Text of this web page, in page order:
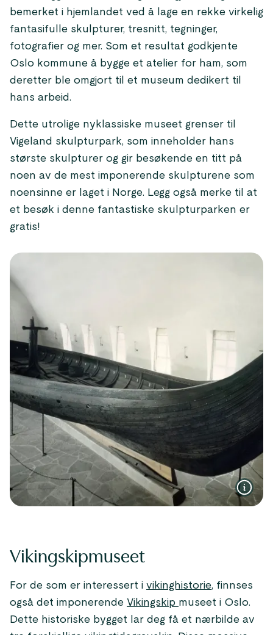
bemerket i hjemlandet ved å lage en rekke virkelig
fantasifulle skulpturer, tresnitt, tegninger,
fotografier og mer. Som et resultat godkjente
Oslo kommune å bygge et atelier for ham, som
deretter ble omgjort til et museum dedikert til
hans arbeid.
Dette utrolige nyklassiske museet grenser til
Vigeland skulpturpark, som inneholder hans
største skulpturer og gir besøkende en titt på
noen av de mest imponerende skulpturene som
noensinne er laget i Norge. Legg også merke til at
et besøk i denne fantastiske skulpturparken er
gratis!
Vikingskipmuseet
For de som er interessert i vikinghistorie, finnses
også det imponerende Vikingskip museet i Oslo.
Dette historiske bygget lar deg få et nærbilde av